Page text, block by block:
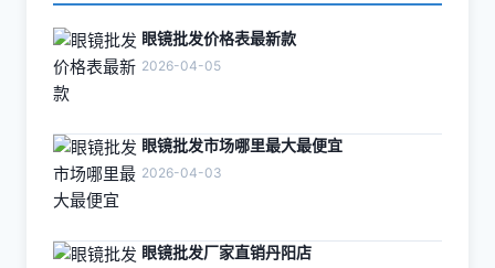
眼镜批发价格表最新款
2026-04-05
眼镜批发市场哪里最大最便宜
2026-04-03
眼镜批发厂家直销丹阳店